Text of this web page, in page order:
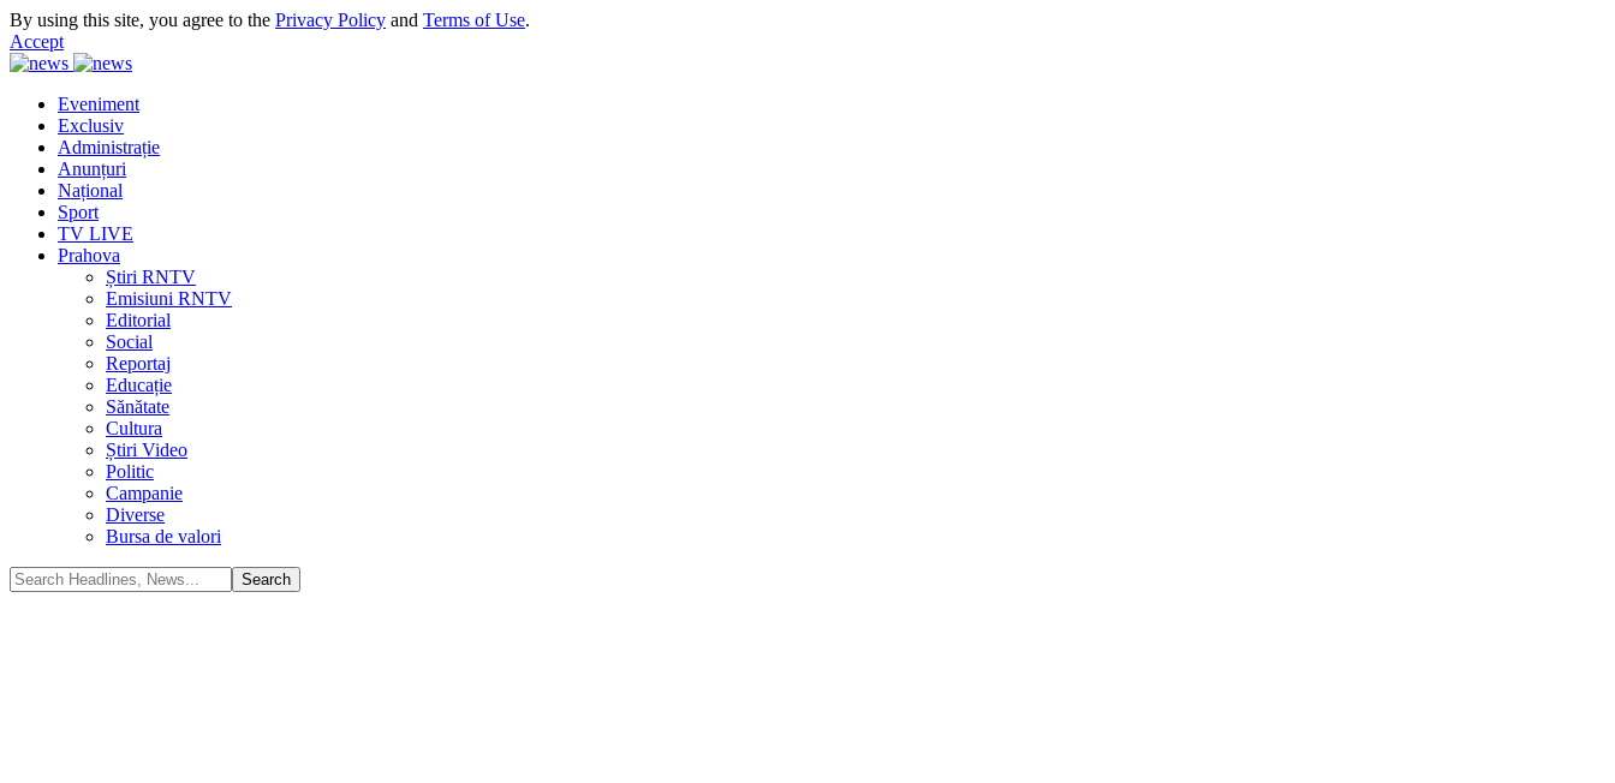
By using this site, you agree to the Privacy Policy and Terms of Use.
Accept
Eveniment
Exclusiv
Administrație
Anunțuri
Național
Sport
TV LIVE
Prahova
Știri RNTV
Emisiuni RNTV
Editorial
Social
Reportaj
Educație
Sănătate
Cultura
Știri Video
Politic
Campanie
Diverse
Bursa de valori